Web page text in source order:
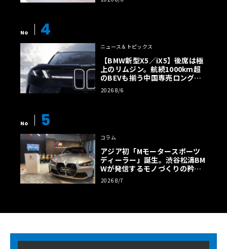
No 4
ニュース＆トピックス
【BMW新型X5／iX5】後席は極
上のリムジン。航続1000km超
のBEVも揃う中国専売ロング仕
様の全貌
2026 8/6
No 5
コラム
アジア初「Mモータースポーツ
ディーラー」誕生。渋谷松濤BM
Wが発信するモノづくりの矜持
【木下隆之コラム】
2026 8/7